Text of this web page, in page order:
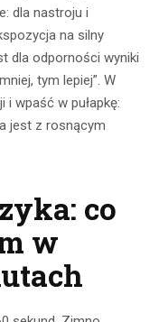
dla nastroju i
na silny
dla odporności wyniki
tym lepiej”. W
wpaść w pułapkę:
jest z rosnącym
co
w